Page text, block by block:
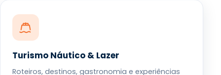
Turismo Náutico & Lazer
Roteiros, destinos, gastronomia e experiências